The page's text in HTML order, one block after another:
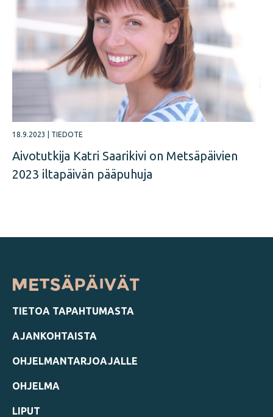
18.9.2023 TIEDOTE
Aivotutkija Katri Saarikivi on Metsäpäivien
2023 iltapäivän pääpuhuja
TIETOA TAPAHTUMASTA
AJANKOHTAISTA
OHJELMANTARJOAJALLE
OHJELMA
LIPUT